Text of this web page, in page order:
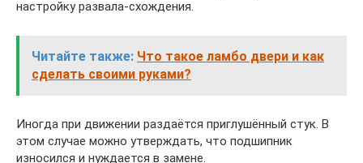
настройку развала-схождения.
Читайте также: Что такое ламбо двери и как
сделать своими руками?
Иногда при движении раздаётся приглушённый стук. В
этом случае можно утверждать, что подшипник
износился и нуждается в замене.